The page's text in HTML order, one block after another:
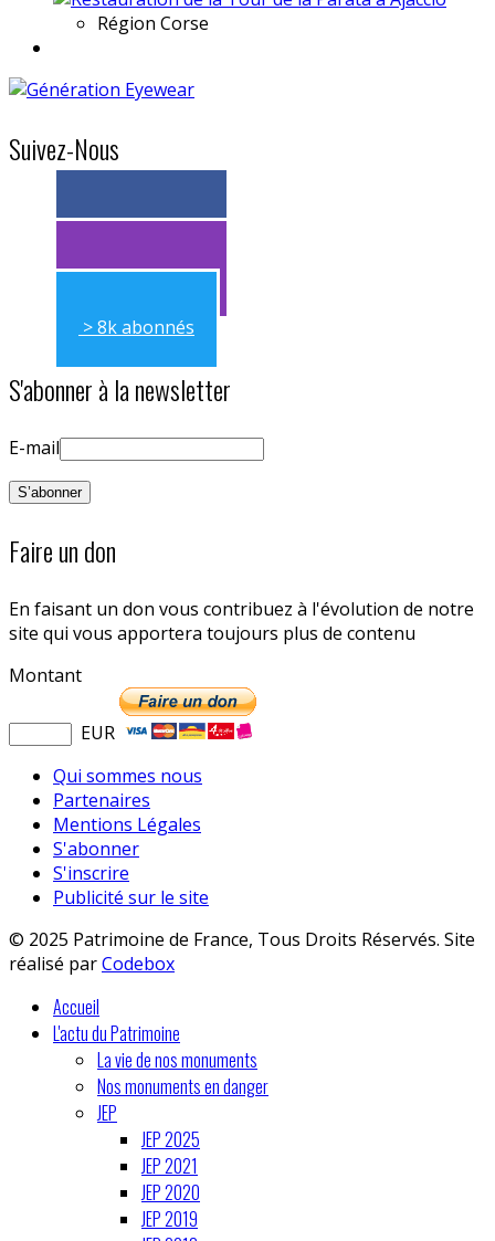
Région Corse
Suivez-Nous
> 11k abonnés
> 11k abonnés
> 8k abonnés
S'abonner à la newsletter
E-mail
Faire un don
En faisant un don vous contribuez à l'évolution de notre
site qui vous apportera toujours plus de contenu
Montant
EUR
Qui sommes nous
Partenaires
Mentions Légales
S'abonner
S'inscrire
Publicité sur le site
© 2025 Patrimoine de France, Tous Droits Réservés. Site
réalisé parCodebox
Accueil
L'actu du Patrimoine
La vie de nos monuments
Nos monuments en danger
JEP
JEP 2025
JEP 2021
JEP 2020
JEP 2019